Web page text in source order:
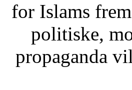
for Islams
politiske,
propaganda